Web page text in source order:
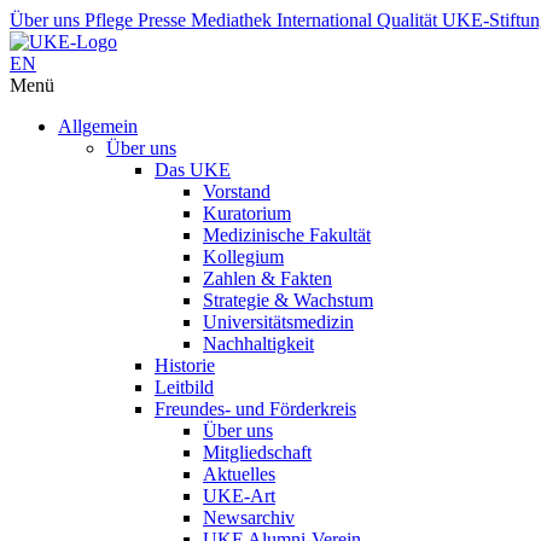
Über uns Pflege Presse Mediathek International Qualität UKE-
EN
Menü
Allgemein
Über uns
Das UKE
Vorstand
Kuratorium
Medizinische Fakultät
Kollegium
Zahlen & Fakten
Strategie & Wachstum
Universitätsmedizin
Nachhaltigkeit
Historie
Leitbild
Freundes- und Förderkreis
Über uns
Mitgliedschaft
Aktuelles
UKE-Art
Newsarchiv